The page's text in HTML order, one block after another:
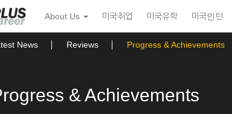
About Us 미국취업 미국유학 미국인턴
News Reviews Progress & Achievements
& Achievements